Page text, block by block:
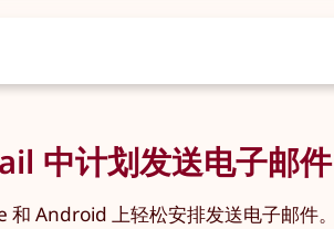
中计划发送电子邮件
Android 上轻松安排发送电子邮件。